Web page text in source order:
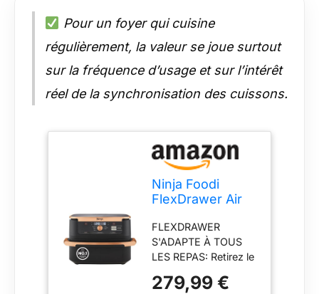
Pour un foyer qui cuisine
régulièrement, la valeur se joue surtout
sur la fréquence d’usage et sur l’intérêt
réel de la synchronisation des cuissons.
Ninja Foodi
FlexDrawer Air
Compartiments,
10,4L, 7 en 1
AF500EUCP
FLEXDRAWER
S'ADAPTE À TOUS
LES REPAS: Retirez le
transformer 2 zones
279,99 €